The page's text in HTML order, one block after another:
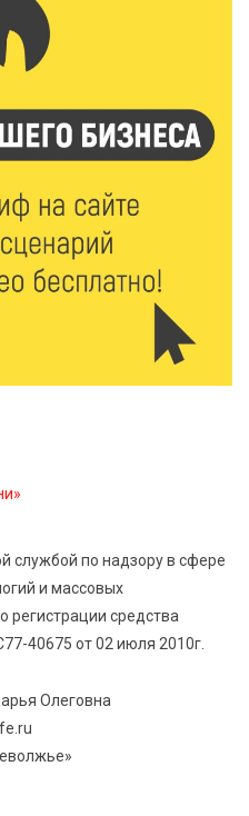
на площади
Арбузный книжный
области
начнут
службой по надзору в сфере
и массовых
регистрации средства
40675 от 02 июля 2010г.
Олеговна